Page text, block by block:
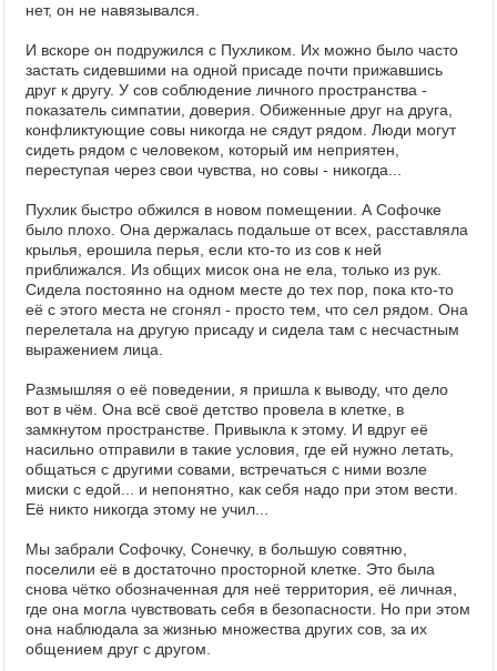
нет, он не навязывался.
И вскоре он подружился с Пухликом. Их можно было часто
застать сидевшими на одной присаде почти прижавшись
друг к другу. У сов соблюдение личного пространства -
показатель симпатии, доверия. Обиженные друг на друга,
конфликтующие совы никогда не сядут рядом. Люди могут
сидеть рядом с человеком, который им неприятен,
переступая через свои чувства, но совы - никогда...
Пухлик быстро обжился в новом помещении. А Софочке
было плохо. Она держалась подальше от всех, расставляла
крылья, ерошила перья, если кто-то из сов к ней
приближался. Из общих мисок она не ела, только из рук.
Сидела постоянно на одном месте до тех пор, пока кто-то
её с этого места не сгонял - просто тем, что сел рядом. Она
перелетала на другую присаду и сидела там с несчастным
выражением лица.
Размышляя о её поведении, я пришла к выводу, что дело
вот в чём. Она всё своё детство провела в клетке, в
замкнутом пространстве. Привыкла к этому. И вдруг её
насильно отправили в такие условия, где ей нужно летать,
общаться с другими совами, встречаться с ними возле
миски с едой... и непонятно, как себя надо при этом вести.
Её никто никогда этому не учил...
Мы забрали Софочку, Сонечку, в большую совятню,
поселили её в достаточно просторной клетке. Это была
снова чётко обозначенная для неё территория, её личная,
где она могла чувствовать себя в безопасности. Но при этом
она наблюдала за жизнью множества других сов, за их
общением друг с другом.